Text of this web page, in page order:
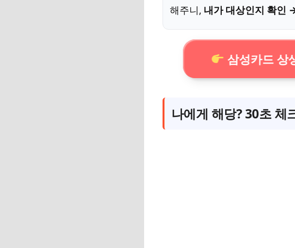
해주니, 내가 대상인지 확인
삼성카드 상
나에게 해당? 30초 체